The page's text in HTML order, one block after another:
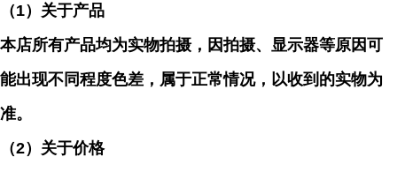
（1）关于产品
本店所有产品均为实物拍摄，因拍摄、显示器等原因可
能出现不同程度色差，属于正常情况，以收到的实物为
准。
（2）关于价格